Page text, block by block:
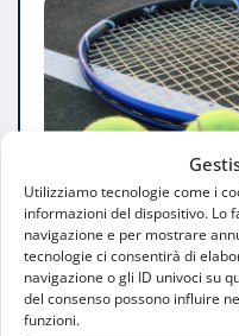
Utilizziamo tecnologie come i
informazioni del dispositivo. Lo
navigazione e per mostrare
tecnologie ci consentirà di
navigazione o gli ID univoci su
del consenso possono influire
funzioni.CONSIGLI